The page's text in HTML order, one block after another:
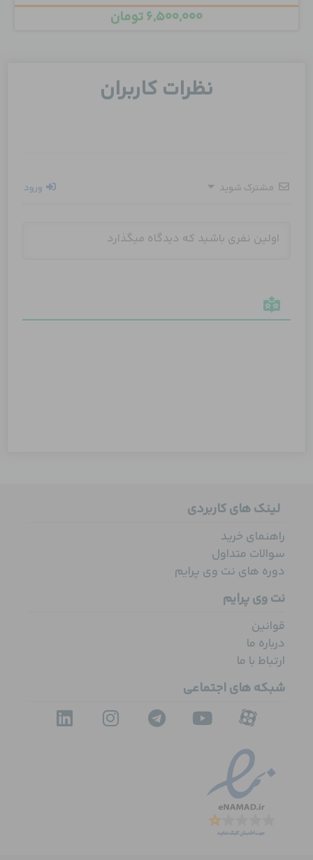
۶,۵۰۰,۰۰۰تومان
نظرات کاربران
مشترک شوید ورود
لینک های کاربردی
راهنمای خرید
سوالات متداول
دوره های نت وی پرایم
نت وی پرایم
قوانین
درباره ما
ارتباط با ما
شبکه های اجتماعی